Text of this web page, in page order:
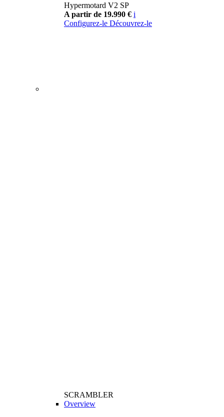
Hypermotard V2 SP
A partir de 19.990 € i
Configurez-le Découvrez-le
SCRAMBLER
Overview